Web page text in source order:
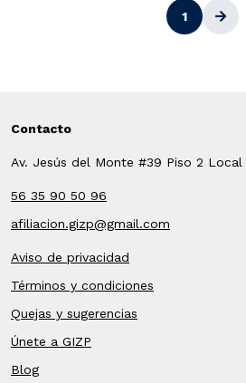
1
Contacto
Av. Jesús del Monte #39 Piso 2
56 35 90 50 96
afiliacion.gizp@gmail.com
Aviso de privacidad
Términos y condiciones
Quejas y sugerencias
Únete a GIZP
Blog